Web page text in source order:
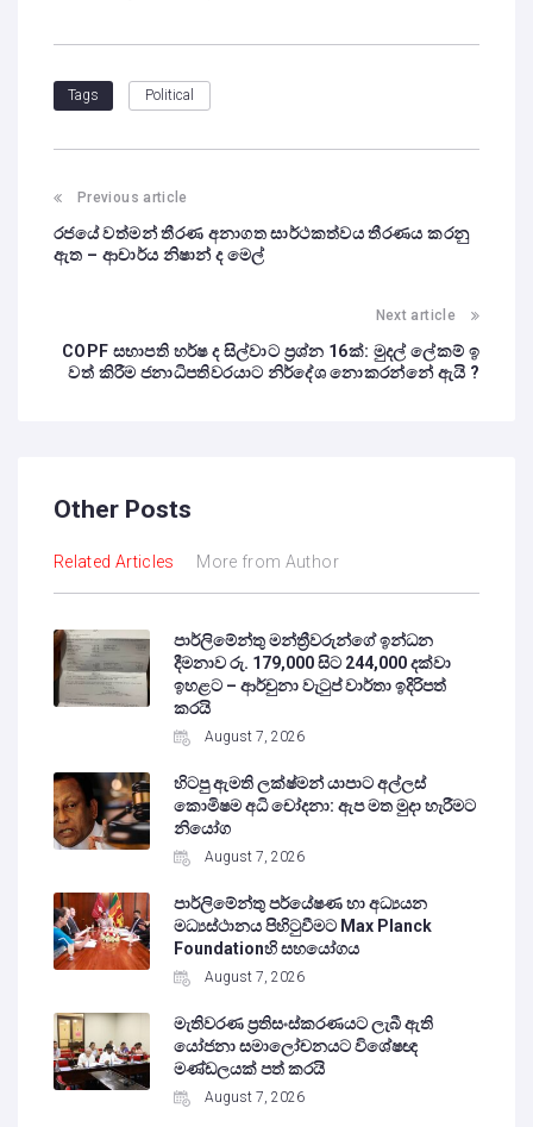
Tags Political
Previous article
රජයේ වත්මන් තීරණ අනාගත සාර්ථකත්වය තීරණය කරනු
ඇත – ආචාර්ය නිෂාන් ද මෙල්
Next article
COPF සභාපති හර්ෂ ද සිල්වාට ප්‍රශ්න 16ක්: මුදල් ලේකම් ඉ
වත් කිරීම ජනාධිපතිවරයාට නිර්දේශ ‍නොකරන්නේ ඇයි ?
Other Posts
Related Articles More from Author
පාර්ලිමේන්තු මන්ත්‍රීවරුන්ගේ ඉන්ධන
දීමනාව රු. 179,000 සිට 244,000 දක්වා
ඉහළට – ආර්චුනා වැටුප් වාර්තා ඉදිරිපත්
කරයි
August 7, 2026
හිටපු ඇමති ලක්ෂ්මන් යාපාට අල්ලස්
කොමිෂම අධි චෝදනා: ඇප මත මුදා හැරීමට
නියෝග
August 7, 2026
පාර්ලිමේන්තු පර්යේෂණ හා අධ්‍යයන
මධ්‍යස්ථානය පිහිටුවීමට Max Planck
Foundationහි සහයෝගය
August 7, 2026
මැතිවරණ ප්‍රතිසංස්කරණයට ලැබී ඇති
යෝජනා සමාලෝචනයට විශේෂඥ
මණ්ඩලයක් පත් කරයි
August 7, 2026